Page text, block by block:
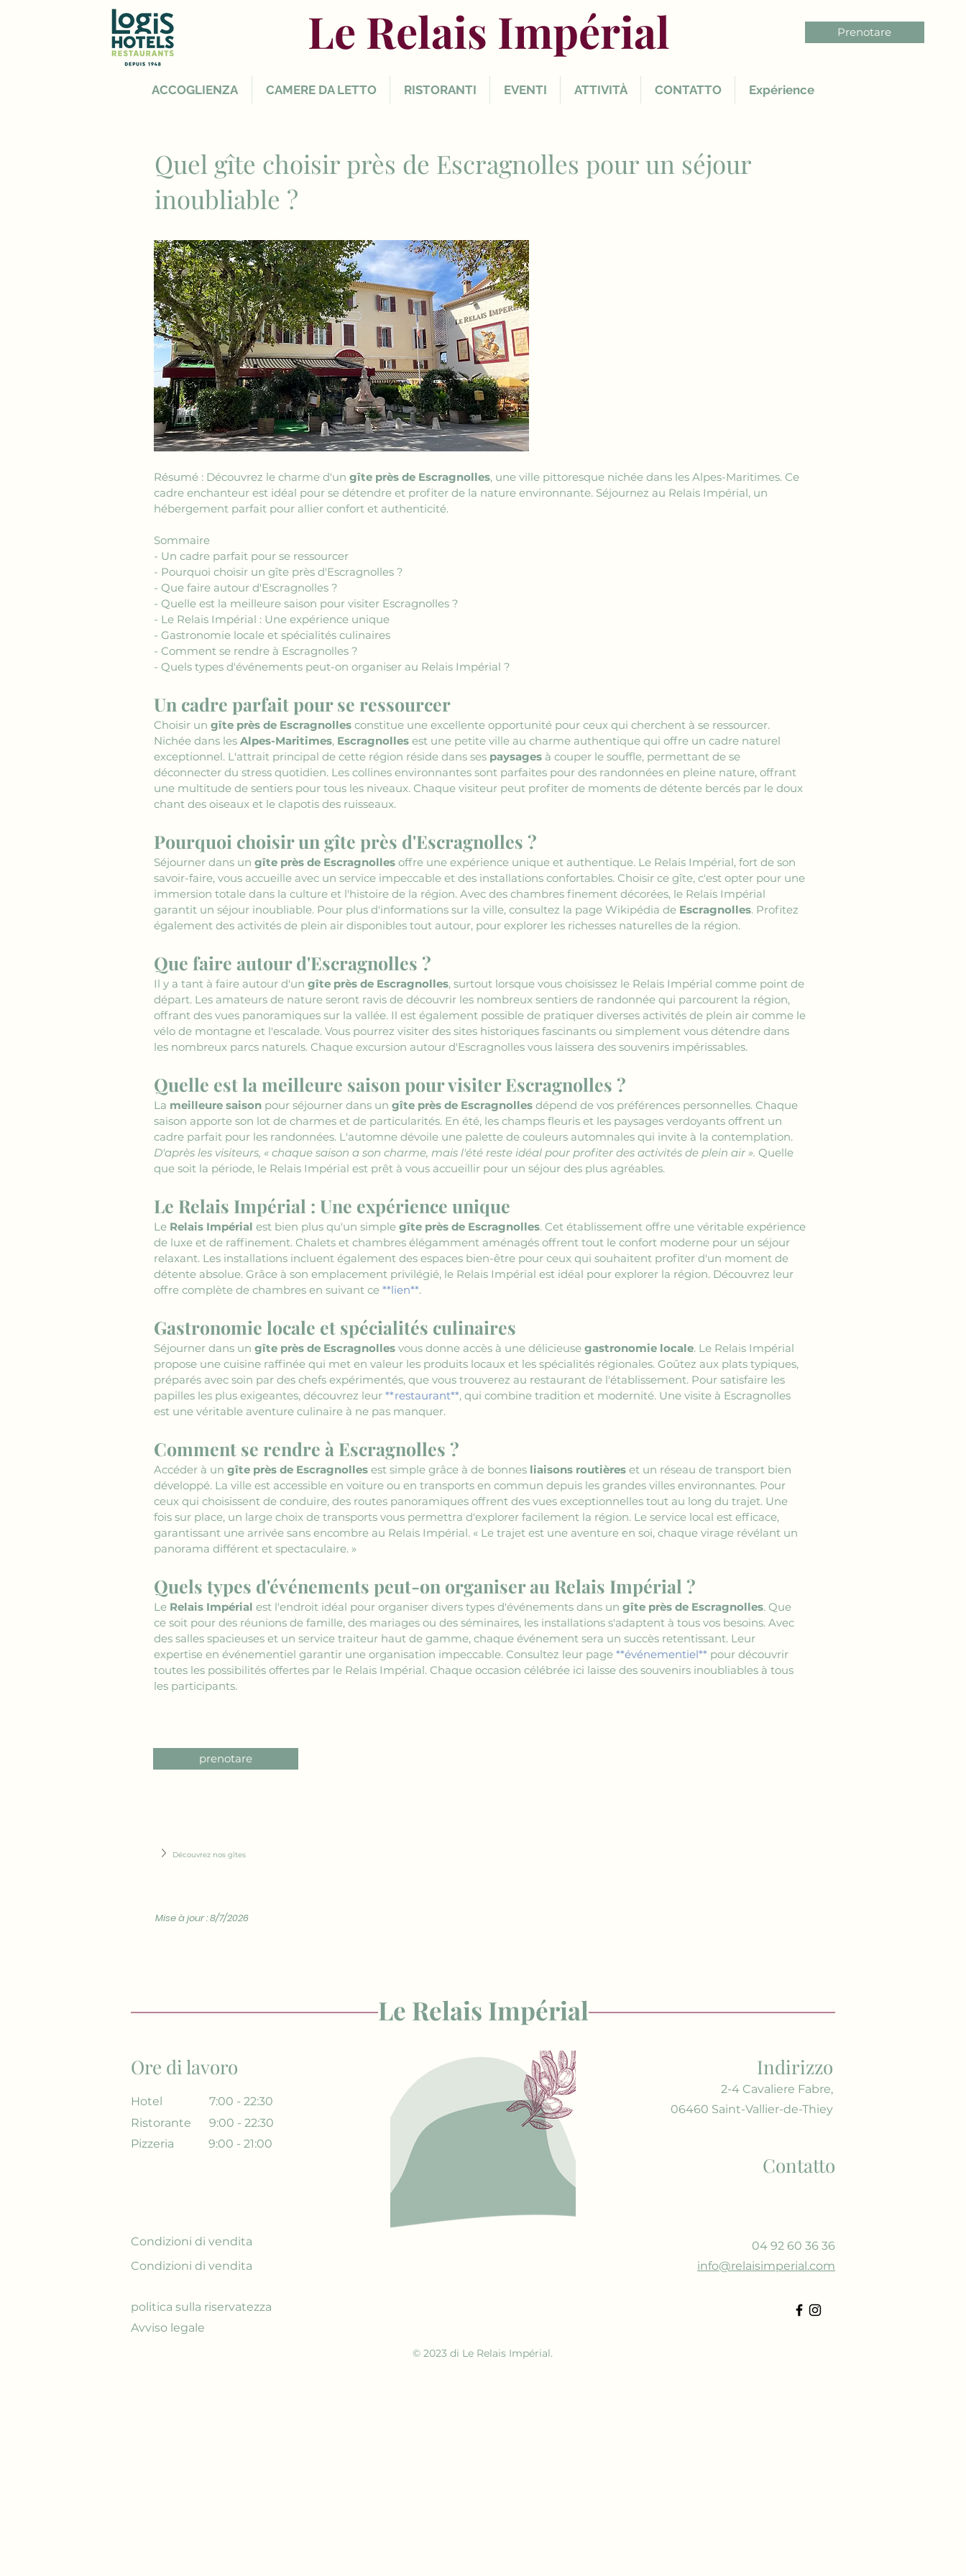
Le Relais Impérial Prenotare
ACCOGLIENZA CAMERE DA LETTO RISTORANTI EVENTI ATTIVITÀ CONTATTO Expérience
Quel gîte choisir près de Escragnolles pour un séjour
inoubliable ?
Résumé : Découvrez le charme d'un gîte près de Escragnolles, une ville pittoresque nichée dans les Alpes-Maritimes. Ce
cadre enchanteur est idéal pour se détendre et profiter de la nature environnante. Séjournez au Relais Impérial, un
hébergement parfait pour allier confort et authenticité.
Sommaire
- Un cadre parfait pour se ressourcer
- Pourquoi choisir un gîte près d'Escragnolles ?
- Que faire autour d'Escragnolles ?
- Quelle est la meilleure saison pour visiter Escragnolles ?
- Le Relais Impérial : Une expérience unique
- Gastronomie locale et spécialités culinaires
- Comment se rendre à Escragnolles ?
- Quels types d'événements peut-on organiser au Relais Impérial ?
Un cadre parfait pour se ressourcer
Choisir un gîte près de Escragnolles constitue une excellente opportunité pour ceux qui cherchent à se ressourcer.
Nichée dans les Alpes-Maritimes, Escragnolles est une petite ville au charme authentique qui offre un cadre naturel
exceptionnel. L'attrait principal de cette région réside dans ses paysages à couper le souffle, permettant de se
déconnecter du stress quotidien. Les collines environnantes sont parfaites pour des randonnées en pleine nature, offrant
une multitude de sentiers pour tous les niveaux. Chaque visiteur peut profiter de moments de détente bercés par le doux
chant des oiseaux et le clapotis des ruisseaux.
Pourquoi choisir un gîte près d'Escragnolles ?
Séjourner dans un gîte près de Escragnolles offre une expérience unique et authentique. Le Relais Impérial, fort de son
savoir-faire, vous accueille avec un service impeccable et des installations confortables. Choisir ce gîte, c'est opter pour une
immersion totale dans la culture et l'histoire de la région. Avec des chambres finement décorées, le Relais Impérial
garantit un séjour inoubliable. Pour plus d'informations sur la ville, consultez la page Wikipédia de Escragnolles. Profitez
également des activités de plein air disponibles tout autour, pour explorer les richesses naturelles de la région.
Que faire autour d'Escragnolles ?
Il y a tant à faire autour d'un gîte près de Escragnolles, surtout lorsque vous choisissez le Relais Impérial comme point de
départ. Les amateurs de nature seront ravis de découvrir les nombreux sentiers de randonnée qui parcourent la région,
offrant des vues panoramiques sur la vallée. Il est également possible de pratiquer diverses activités de plein air comme le
vélo de montagne et l'escalade. Vous pourrez visiter des sites historiques fascinants ou simplement vous détendre dans
les nombreux parcs naturels. Chaque excursion autour d'Escragnolles vous laissera des souvenirs impérissables.
Quelle est la meilleure saison pour visiter Escragnolles ?
La meilleure saison pour séjourner dans un gîte près de Escragnolles dépend de vos préférences personnelles. Chaque
saison apporte son lot de charmes et de particularités. En été, les champs fleuris et les paysages verdoyants offrent un
cadre parfait pour les randonnées. L'automne dévoile une palette de couleurs automnales qui invite à la contemplation.
D'après les visiteurs, « chaque saison a son charme, mais l'été reste idéal pour profiter des activités de plein air ». Quelle
que soit la période, le Relais Impérial est prêt à vous accueillir pour un séjour des plus agréables.
Le Relais Impérial : Une expérience unique
Le Relais Impérial est bien plus qu'un simple gîte près de Escragnolles. Cet établissement offre une véritable expérience
de luxe et de raffinement. Chalets et chambres élégamment aménagés offrent tout le confort moderne pour un séjour
relaxant. Les installations incluent également des espaces bien-être pour ceux qui souhaitent profiter d'un moment de
détente absolue. Grâce à son emplacement privilégié, le Relais Impérial est idéal pour explorer la région. Découvrez leur
offre complète de chambres en suivant ce **lien**.
Gastronomie locale et spécialités culinaires
Séjourner dans un gîte près de Escragnolles vous donne accès à une délicieuse gastronomie locale. Le Relais Impérial
propose une cuisine raffinée qui met en valeur les produits locaux et les spécialités régionales. Goûtez aux plats typiques,
préparés avec soin par des chefs expérimentés, que vous trouverez au restaurant de l'établissement. Pour satisfaire les
papilles les plus exigeantes, découvrez leur **restaurant**, qui combine tradition et modernité. Une visite à Escragnolles
est une véritable aventure culinaire à ne pas manquer.
Comment se rendre à Escragnolles ?
Accéder à un gîte près de Escragnolles est simple grâce à de bonnes liaisons routières et un réseau de transport bien
développé. La ville est accessible en voiture ou en transports en commun depuis les grandes villes environnantes. Pour
ceux qui choisissent de conduire, des routes panoramiques offrent des vues exceptionnelles tout au long du trajet. Une
fois sur place, un large choix de transports vous permettra d'explorer facilement la région. Le service local est efficace,
garantissant une arrivée sans encombre au Relais Impérial. « Le trajet est une aventure en soi, chaque virage révélant un
panorama différent et spectaculaire. »
Quels types d'événements peut-on organiser au Relais Impérial ?
Le Relais Impérial est l'endroit idéal pour organiser divers types d'événements dans un gîte près de Escragnolles. Que
ce soit pour des réunions de famille, des mariages ou des séminaires, les installations s'adaptent à tous vos besoins. Avec
des salles spacieuses et un service traiteur haut de gamme, chaque événement sera un succès retentissant. Leur
expertise en événementiel garantir une organisation impeccable. Consultez leur page **événementiel** pour découvrir
toutes les possibilités offertes par le Relais Impérial. Chaque occasion célébrée ici laisse des souvenirs inoubliables à tous
les participants.
prenotare
Découvrez nos gîtes
Mise à jour : 8/7/2026
Le Relais Impérial
Ore di lavoro
Hotel
7:00 - 22:30
Ristorante
9:00 - 22:30
Pizzeria
9:00 - 21:00
Condizioni di vendita
Condizioni di vendita
politica sulla riservatezza
Indirizzo
2-4 Cavaliere Fabre,
06460 Saint-Vallier-de-Thiey
Contatto
04 92 60 36 36
info@relaisimperial.com
Avviso legale
© 2023 di Le Relais Impérial.